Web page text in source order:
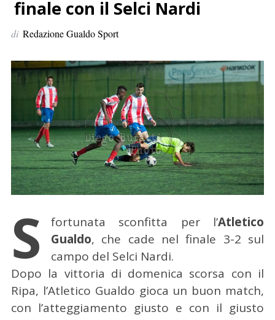
r
finale con il Selci Nardi
di Redazione Gualdo Sport
S fortunata sconfitta per l’Atletico
Gualdo, che cade nel finale 3-2 sul
campo del Selci Nardi.
Dopo la vittoria di domenica scorsa con il
Ripa, l’Atletico Gualdo gioca un buon match,
con l’atteggiamento giusto e con il giusto